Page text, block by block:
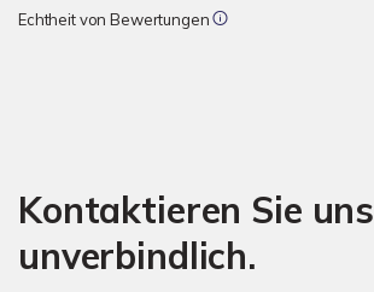
Echtheit von Bewertungen
Kontaktieren Sie uns
unverbindlich.